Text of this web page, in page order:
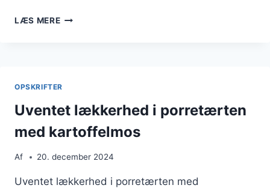
LÆS MEREPORRETÆRTE
OPSKRIFTER
Uventet lækkerhed i porretærten
med kartoffelmos
Af 20. december 2024
Uventet lækkerhed i porretærten med